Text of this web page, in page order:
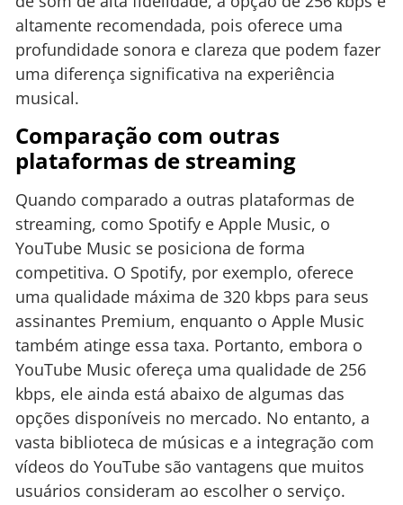
altamente recomendada, pois oferece uma
profundidade sonora e clareza que podem fazer
uma diferença significativa na experiência
musical.
Comparação com outras
plataformas de streaming
Quando comparado a outras plataformas de
streaming, como Spotify e Apple Music, o
YouTube Music se posiciona de forma
competitiva. O Spotify, por exemplo, oferece
uma qualidade máxima de 320 kbps para seus
assinantes Premium, enquanto o Apple Music
também atinge essa taxa. Portanto, embora o
YouTube Music ofereça uma qualidade de 256
kbps, ele ainda está abaixo de algumas das
opções disponíveis no mercado. No entanto, a
vasta biblioteca de músicas e a integração com
vídeos do YouTube são vantagens que muitos
usuários consideram ao escolher o serviço.